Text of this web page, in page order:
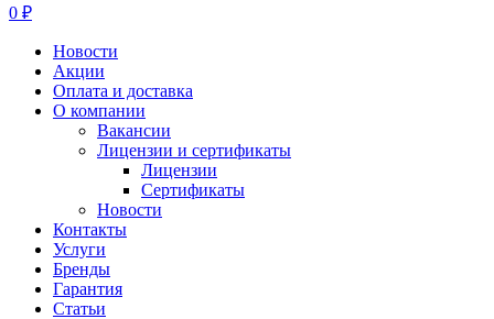
0 ₽
Новости
Акции
Оплата и доставка
О компании
Вакансии
Лицензии и сертификаты
Лицензии
Сертификаты
Новости
Контакты
Услуги
Бренды
Гарантия
Статьи